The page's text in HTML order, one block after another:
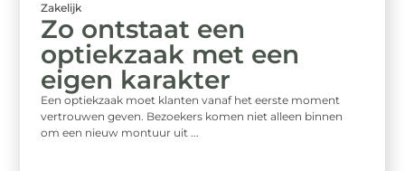
Zakelijk
Zo ontstaat een
optiekzaak met een
eigen karakter
Een optiekzaak moet klanten vanaf het eerste moment
vertrouwen geven. Bezoekers komen niet alleen binnen
om een nieuw montuur uit ...